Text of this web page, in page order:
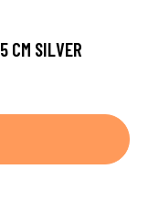
CM SILVER